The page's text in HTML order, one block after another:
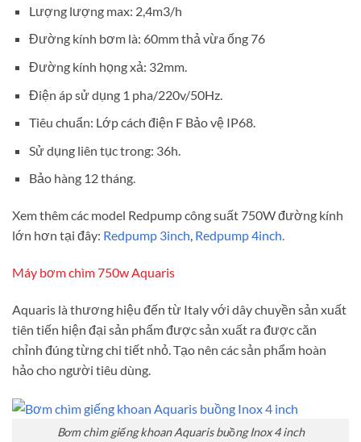
Lượng lượng max: 2,4m3/h
Đường kính bơm là: 60mm thả vừa ống 76
Đường kính họng xả: 32mm.
Điện áp sử dụng 1 pha/220v/50Hz.
Tiêu chuẩn: Lớp cách điện F Bảo vệ IP68.
Sử dụng liên tục trong: 36h.
Bảo hàng 12 tháng.
Xem thêm các model Redpump công suất 750W đường kính
lớn hơn tại đây: Redpump 3inch, Redpump 4inch.
Máy bơm chìm 750w Aquaris
Aquaris là thương hiệu đến từ Italy với dây chuyền sản xuất
tiên tiến hiện đại sản phẩm được sản xuất ra được căn
chỉnh đúng từng chi tiết nhỏ. Tạo nên các sản phẩm hoàn
hảo cho người tiêu dùng.
Bơm chìm giếng khoan Aquaris buồng Inox 4 inch